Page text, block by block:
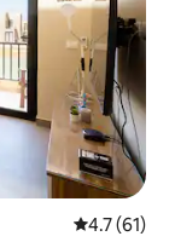
レビュー61
4.7 (61)